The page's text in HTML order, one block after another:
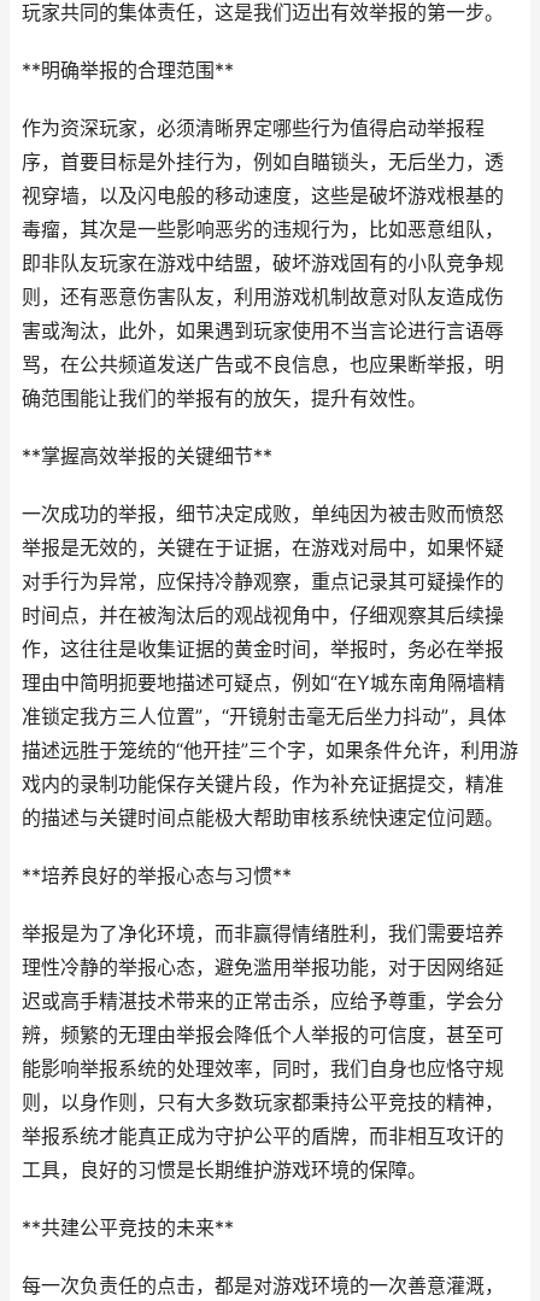
玩家共同的集体责任，这是我们迈出有效举报的第一步。
**明确举报的合理范围**
作为资深玩家，必须清晰界定哪些行为值得启动举报程
序，首要目标是外挂行为，例如自瞄锁头，无后坐力，透
视穿墙，以及闪电般的移动速度，这些是破坏游戏根基的
毒瘤，其次是一些影响恶劣的违规行为，比如恶意组队，
即非队友玩家在游戏中结盟，破坏游戏固有的小队竞争规
则，还有恶意伤害队友，利用游戏机制故意对队友造成伤
害或淘汰，此外，如果遇到玩家使用不当言论进行言语辱
骂，在公共频道发送广告或不良信息，也应果断举报，明
确范围能让我们的举报有的放矢，提升有效性。
**掌握高效举报的关键细节**
一次成功的举报，细节决定成败，单纯因为被击败而愤怒
举报是无效的，关键在于证据，在游戏对局中，如果怀疑
对手行为异常，应保持冷静观察，重点记录其可疑操作的
时间点，并在被淘汰后的观战视角中，仔细观察其后续操
作，这往往是收集证据的黄金时间，举报时，务必在举报
理由中简明扼要地描述可疑点，例如“在Y城东南角隔墙精
准锁定我方三人位置”，“开镜射击毫无后坐力抖动”，具体
描述远胜于笼统的“他开挂”三个字，如果条件允许，利用游
戏内的录制功能保存关键片段，作为补充证据提交，精准
的描述与关键时间点能极大帮助审核系统快速定位问题。
**培养良好的举报心态与习惯**
举报是为了净化环境，而非赢得情绪胜利，我们需要培养
理性冷静的举报心态，避免滥用举报功能，对于因网络延
迟或高手精湛技术带来的正常击杀，应给予尊重，学会分
辨，频繁的无理由举报会降低个人举报的可信度，甚至可
能影响举报系统的处理效率，同时，我们自身也应恪守规
则，以身作则，只有大多数玩家都秉持公平竞技的精神，
举报系统才能真正成为守护公平的盾牌，而非相互攻讦的
工具，良好的习惯是长期维护游戏环境的保障。
**共建公平竞技的未来**
每一次负责任的点击，都是对游戏环境的一次善意灌溉，